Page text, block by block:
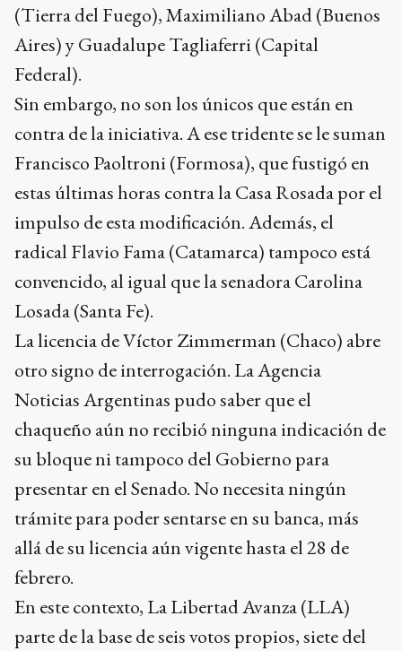
(Tierra del Fuego), Maximiliano Abad (Buenos
Aires) y Guadalupe Tagliaferri (Capital
Federal).
Sin embargo, no son los únicos que están en
contra de la iniciativa. A ese tridente se le suman
Francisco Paoltroni (Formosa), que fustigó en
estas últimas horas contra la Casa Rosada por el
impulso de esta modificación. Además, el
radical Flavio Fama (Catamarca) tampoco está
convencido, al igual que la senadora Carolina
Losada (Santa Fe).
La licencia de Víctor Zimmerman (Chaco) abre
otro signo de interrogación. La Agencia
Noticias Argentinas pudo saber que el
chaqueño aún no recibió ninguna indicación de
su bloque ni tampoco del Gobierno para
presentar en el Senado. No necesita ningún
trámite para poder sentarse en su banca, más
allá de su licencia aún vigente hasta el 28 de
febrero.
En este contexto, La Libertad Avanza (LLA)
parte de la base de seis votos propios, siete del